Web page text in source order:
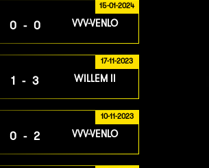
15-01-2024
0-0 VVV-VENLO
17-11-2023
1-3 WILLEM II
10-11-2023
0-2 VVV-VENLO